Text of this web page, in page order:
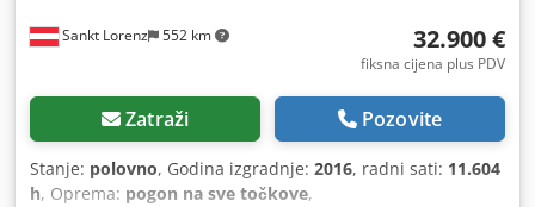
Sankt Lorenz 552 km 32.900 €
fiksna cijena plus PDV
Zatraži Pozovite
Stanje: polovno, Godina izgradnje: 2016, radni sati: 11.604
h, Oprema: pogon na sve točkove,